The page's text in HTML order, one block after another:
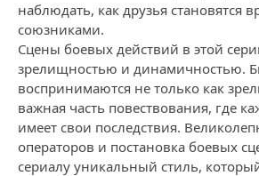
наблюдать, как друзья становятся
союзниками.
Сцены боевых действий в этой
зрелищностью и динамичностью.
воспринимаются не только как
важная часть повествования, где
имеет свои последствия.
операторов и постановка боевых
сериалу уникальный стиль,